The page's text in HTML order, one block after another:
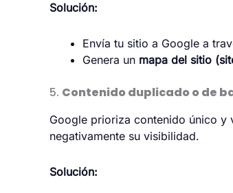
Solución:
Envía tu sitio a Google a
Genera un mapa del sitio
5. Contenido duplicado o de
Google prioriza contenido único y
negativamente su visibilidad.
Solución: